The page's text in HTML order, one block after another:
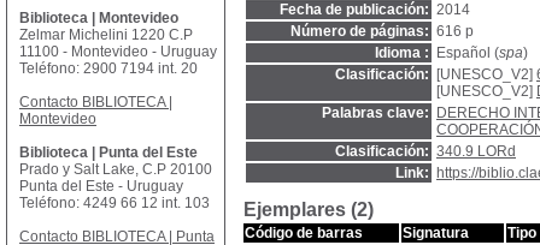
Fecha de publicación: 2014
Número de páginas: 616 p
Idioma :
Español (spa)
Clasificación:
[UNESCO_V2]
[UNESCO_V2]
Palabras clave:
DERECHO
Clasificación: 340.9 LORd
Link:
https://
Ejemplares (2)
Código de barras Signatura
Tipo
Biblioteca | Montevideo
Zelmar Michelini 1220 C.P
11100 - Montevideo - Uruguay
Teléfono: 2900 7194 int. 20
Contacto BIBLIOTECA |
Montevideo
Biblioteca | Punta del Este
Prado y Salt Lake, C.P 20100
Punta del Este - Uruguay
Teléfono: 4249 66 12 int. 103
Contacto BIBLIOTECA | Punta